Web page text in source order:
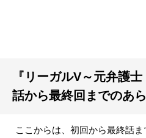
『リーガルV～元弁護
話から最終回までのあ
ここからは、初回から最終話